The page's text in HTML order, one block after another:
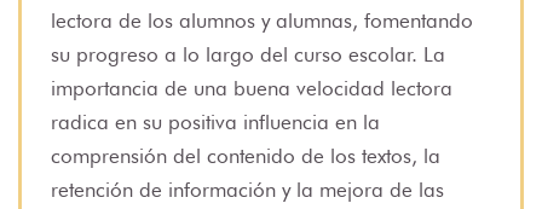
lectora de los alumnos y alumnas, fomentando
su progreso a lo largo del curso escolar. La
importancia de una buena velocidad lectora
radica en su positiva influencia en la
comprensión del contenido de los textos, la
retención de información y la mejora de las